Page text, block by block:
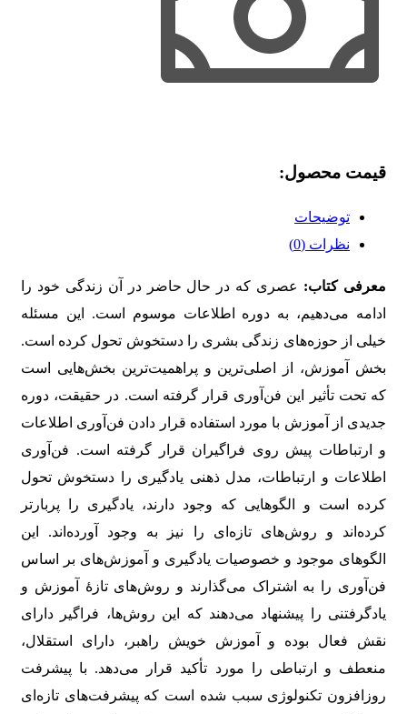
قیمت محصول:​
توضیحات
نظرات (0)
معرفی کتاب: عصری که در حال حاضر در آن زندگی خود را
ادامه می‌دهیم، به دوره اطلاعات موسوم است. این مسئله
خیلی از حوزه‌های زندگی بشری را دستخوش تحول کرده است.
بخش آموزش، از اصلی‌ترین و پراهمیت‌ترین بخش‌هایی است
که تحت تأثیر این فن‌آوری قرار گرفته است. در حقیقت، دوره
جدیدی از آموزش با مورد استفاده قرار دادن فن‌آوری اطلاعات
و ارتباطات پیش روی فراگیران قرار گرفته است. فن‌آوری
اطلاعات و ارتباطات، مدل ذهنی یادگیری را دستخوش تحول
کرده است و الگوهایی که وجود دارند، یادگیری را پربارتر
کرده‌اند و روش‌های تازه‌ای را نیز به وجود آورده‌اند. این
الگوهای موجود و خصوصیات یادگیری و آموزش‌های بر اساس
فن‌آوری را به اشتراک می‌گذارند و روش‌های تازۀ آموزش و
یادگرفتنی را پیشنهاد می‌دهند که این روش‌ها، فراگیر دارای
نقش فعال بوده و آموزش خویش راهبر، دارای استقلال،
منعطف و ارتباطی را مورد تأکید قرار می‌دهد. با پیشرفت
روزافزون تکنولوژی سبب شده است که پیشرفت‌های تازه‌ای